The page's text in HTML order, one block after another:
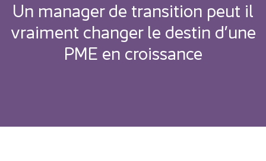
Un manager de transition peut il
vraiment changer le destin d’une
PME en croissance